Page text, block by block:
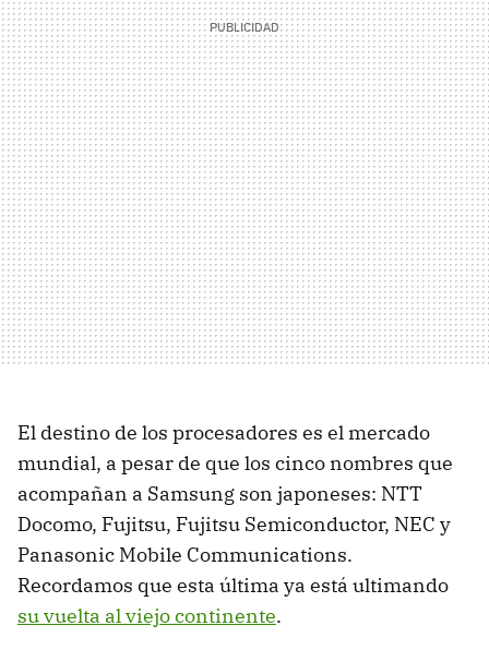
El destino de los procesadores es el mercado
mundial, a pesar de que los cinco nombres que
acompañan a Samsung son japoneses: NTT
Docomo, Fujitsu, Fujitsu Semiconductor, NEC y
Panasonic Mobile Communications.
Recordamos que esta última ya está ultimando
su vuelta al viejo continente.